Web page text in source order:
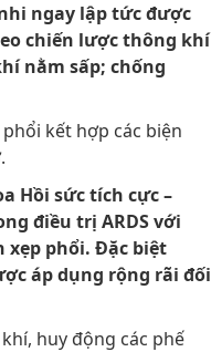
ngay lập tức được
chiến lược thông khí
nằm sấp; chống
kết hợp các biện
Hồi sức tích cực –
điều trị ARDS với
xẹp phổi. Đặc biệt
áp dụng rộng rãi đối
huy động các phế